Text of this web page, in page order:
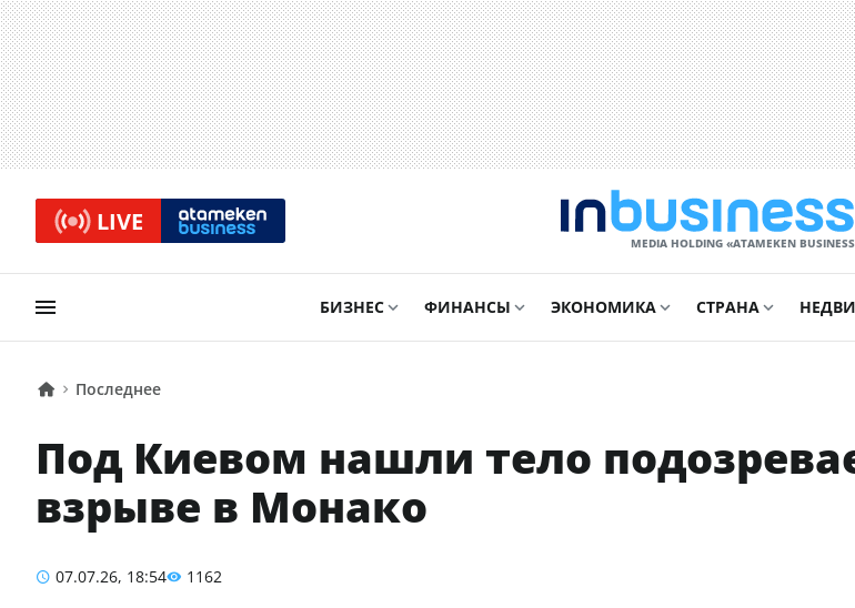
LIVE
MEDIA HOLDING «ATAMEKЕN
БИЗНЕС ФИНАНСЫ ЭКОНОМИКА СТРАНА
Последнее
Под Киевом нашли тело
взрыве в Монако
07.07.26, 18:54 1162